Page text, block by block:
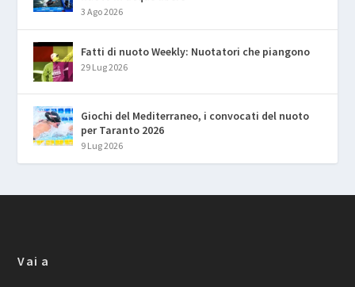
3 Ago 2026
Fatti di nuoto Weekly: Nuotatori che piangono
29 Lug 2026
Giochi del Mediterraneo, i convocati del nuoto
per Taranto 2026
9 Lug 2026
Vai a